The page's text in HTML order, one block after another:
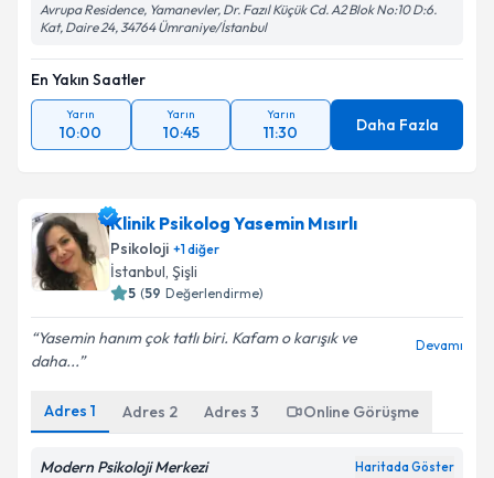
Avrupa Residence, Yamanevler, Dr. Fazıl Küçük Cd. A2 Blok No:10 D:6.
Kat, Daire 24, 34764 Ümraniye/İstanbul
En Yakın Saatler
Yarın
10:00
Yarın
10:45
Yarın
11:30 Daha Fazla
Klinik Psikolog Yasemin Mısırlı
Psikoloji +1diğer
İstanbul, Şişli
5 (59 Değerlendirme)
Yasemin hanım çok tatlı biri. Kafam o karışık ve
daha...
Devamı
Adres 1 Adres 2 Adres 3 Online Görüşme
Modern Psikoloji Merkezi Haritada Göster